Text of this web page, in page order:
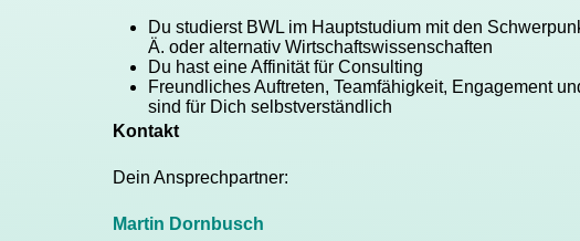
Du studierst BWL im Hauptstudium mit den
Ä. oder alternativ Wirtschaftswissenschaften
Du hast eine Affinität für Consulting
Freundliches Auftreten, Teamfähigkeit, Engagement
sind für Dich selbstverständlich
Kontakt
Dein Ansprechpartner:
Martin Dornbusch